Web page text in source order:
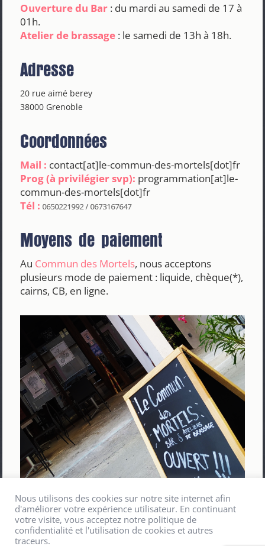
Ouverture du Bar : du mardi au samedi de 17 à
01h.
Atelier de brassage : le samedi de 13h à 18h.
Adresse
20 rue aimé berey
38000 Grenoble
Coordonnées
Mail : contact[at]le-commun-des-mortels[dot]fr
Prog (à privilégier svp): programmation[at]le-
commun-des-mortels[dot]fr
Tél :
Moyens de paiement
Au Commun des Mortels, nous acceptons
plusieurs mode de paiement : liquide, chèque(*),
cairns, CB, en ligne.
Nous utilisons des cookies sur notre site internet afin
d'améliorer votre expérience utilisateur. En continuant
votre visite, vous acceptez notre politique de
confidentialité et l'utilisation de cookies et autres
traceurs.